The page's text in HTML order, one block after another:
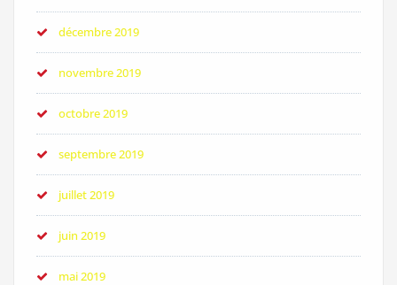
décembre 2019
novembre 2019
octobre 2019
septembre 2019
juillet 2019
juin 2019
mai 2019